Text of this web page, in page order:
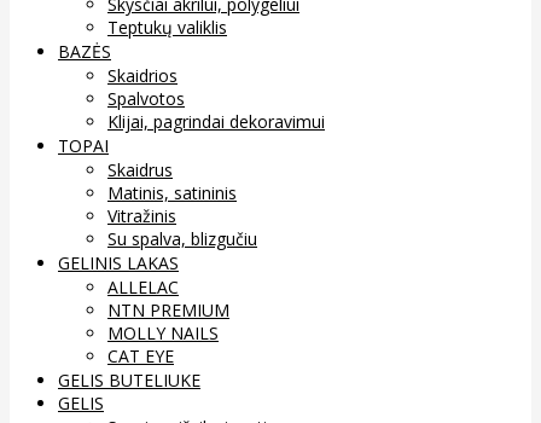
Teptukų valiklis
BAZĖS
Skaidrios
Spalvotos
Klijai, pagrindai dekoravimui
TOPAI
Skaidrus
Matinis, satininis
Vitražinis
Su spalva, blizgučiu
GELINIS LAKAS
ALLELAC
NTN PREMIUM
MOLLY NAILS
CAT EYE
GELIS BUTELIUKE
GELIS